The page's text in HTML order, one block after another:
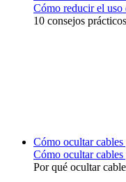
Cómo reducir el uso
10 consejos
Cómo ocultar
Cómo ocultar
Por qué ocultar